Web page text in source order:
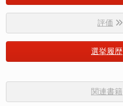
評価
選挙履歴
関連書籍